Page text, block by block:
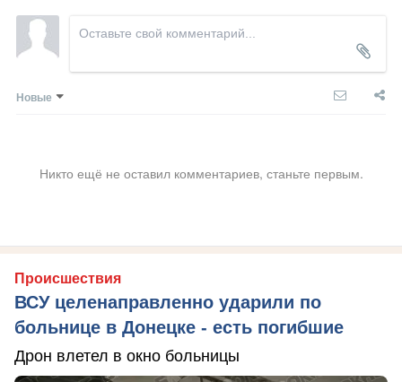
Новые
Никто ещё не оставил комментариев, станьте первым.
Происшествия
ВСУ целенаправленно ударили по
больнице в Донецке - есть погибшие
Дрон влетел в окно больницы